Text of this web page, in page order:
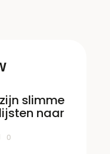
slimme
naar
0